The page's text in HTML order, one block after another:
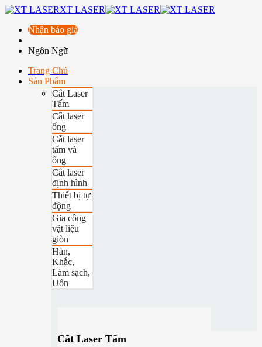
XT LASER
Nhận báo giá
Ngôn Ngữ
Trang Chủ
Sản Phẩm
Cắt Laser
Tấm
Cắt laser
ống
Cắt laser
tấm và
ống
Cắt laser
định hình
Thiết bị tự
động
Gia công
vật liệu
giòn
Hàn,
Khắc,
Làm sạch,
Uốn
Cắt Laser Tấm